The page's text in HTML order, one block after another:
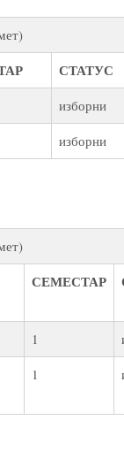
СТАТУС
изборни
изборни
СЕМЕСТАР
1
1